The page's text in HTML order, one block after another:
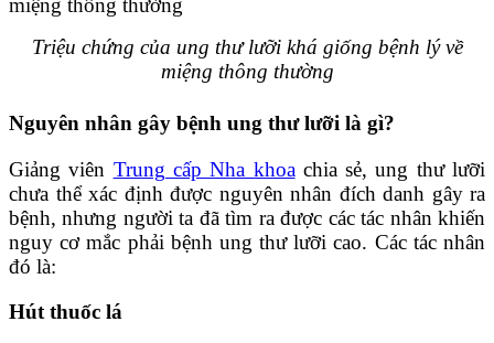
Triệu chứng của ung thư lưỡi khá giống bệnh lý về
miệng thông thường
Nguyên nhân gây bệnh ung thư lưỡi là gì?
Giảng viên Trung cấp Nha khoachia sẻ, ung thư lưỡi
chưa thể xác định được nguyên nhân đích danh gây ra
bệnh, nhưng người ta đã tìm ra được các tác nhân khiến
nguy cơ mắc phải bệnh ung thư lưỡi cao. Các tác nhân
đó là:
Hút thuốc lá